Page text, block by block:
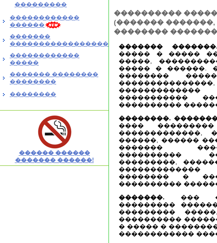
���������
������������
������
�������
�����������������
������������
�����
������� ��������
��������
��������
������ ������
������� ������!
����������
(�������
��������
�������
����� � �����
�����,
����� � ������.
��������
�����������
����������
��������.
����
�������������,
������, ������
�������
����������
���������,
�������������
�������� �
����������
�������. ���
���������
���������
����������
� ����� �
������������